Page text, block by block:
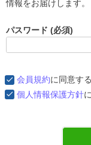
情報をお届けします。
パスワード (必須)
会員規約に同意する
個人情報保護方針